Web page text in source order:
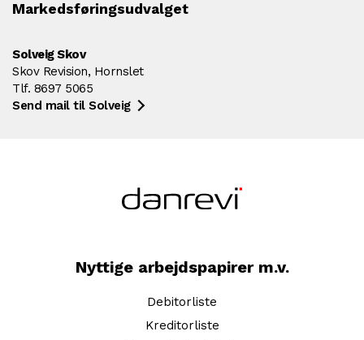
Markedsføringsudvalget
Solveig Skov
Skov Revision, Hornslet
Tlf. 8697 5065
Send mail til Solveig
Nyttige arbejdspapirer m.v.
Debitorliste
Kreditorliste